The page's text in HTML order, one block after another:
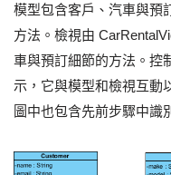
模型包含客戶、汽車與預
方法。檢視由
車與預訂細節的方法。控
示，它與模型和檢視互動
圖中也包含先前步驟中識